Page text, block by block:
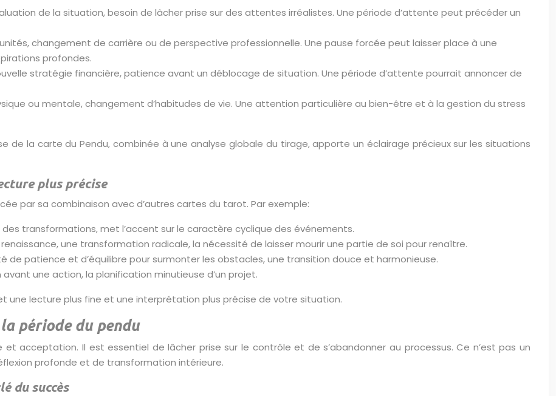
de la situation, besoin de lâcher prise sur des attentes irréalistes. Une période d’attente peut précéder un
changement de carrière ou de perspective professionnelle. Une pause forcée peut laisser place à une
profondes.
stratégie financière, patience avant un déblocage de situation. Une période d’attente pourrait annoncer de
ou mentale, changement d’habitudes de vie. Une attention particulière au bien-être et à la gestion du stress
de la carte du Pendu, combinée à une analyse globale du tirage, apporte un éclairage précieux sur les situations
plus précise
par sa combinaison avec d’autres cartes du tarot. Par exemple:
transformations, met l’accent sur le caractère cyclique des événements.
une transformation radicale, la nécessité de laisser mourir une partie de soi pour renaître.
de patience et d’équilibre pour surmonter les obstacles, une transition douce et harmonieuse.
une action, la planification minutieuse d’un projet.
une lecture plus fine et une interprétation plus précise de votre situation.
période du pendu
acceptation. Il est essentiel de lâcher prise sur le contrôle et de s’abandonner au processus. Ce n’est pas un
profonde et de transformation intérieure.
du succès